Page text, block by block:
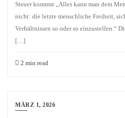
Steuer kommst „Alles kann man dem
nicht: die letzte menschliche Freiheit,
Verhältnissen so oder so einzustellen.“
[…]
2 min read
MÄRZ 1, 2026